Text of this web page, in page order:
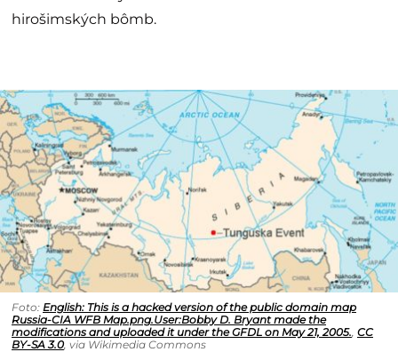
hirošimských bômb.
Foto: English: This is a hacked version of the public domain map
Russia-CIA WFB Map.png.User:Bobby D. Bryant made the
modifications and uploaded it under the GFDL on May 21, 2005. CC
BY-SA 3.0, via Wikimedia Commons